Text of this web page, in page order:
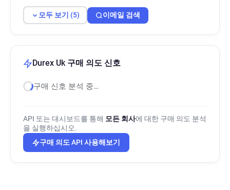
모두 보기 (5) 이메일 검색
Durex Uk 구매 의도 신호
구매 신호 분석 중…
API 또는 대시보드를 통해 모든 회사에 대한 구매 의도 분석
을 실행하십시오.
구매 의도 API 사용해보기